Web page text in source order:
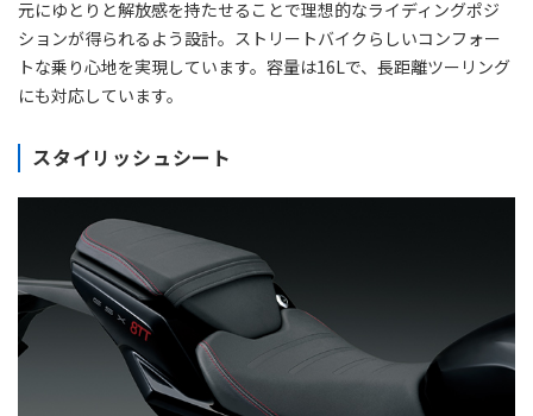
元にゆとりと解放感を持たせることで理想的なライディングポジ
ションが得られるよう設計。ストリートバイクらしいコンフォー
トな乗り心地を実現しています。容量は16Lで、長距離ツーリング
にも対応しています。
スタイリッシュシート